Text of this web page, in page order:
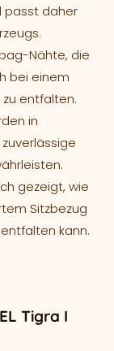
passt daher
Nähte, die
bei einem
entfalten.
in
gezeigt, wie
Sitzbezug
kann.
Tigra I